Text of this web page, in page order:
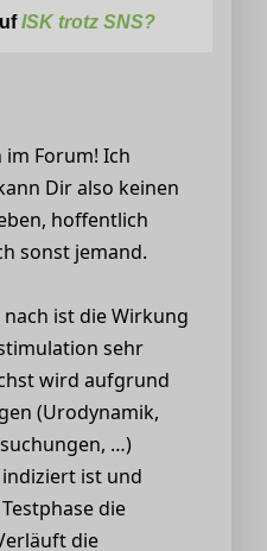
ISK trotz SNS?
Forum! Ich
Dir also keinen
hoffentlich
sonst jemand.
ist die Wirkung
sehr
wird aufgrund
(Urodynamik,
…)
indiziert ist und
die
die